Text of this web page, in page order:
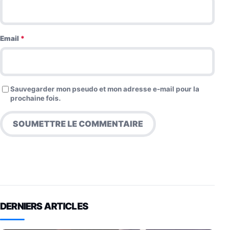
Email *
Sauvegarder mon pseudo et mon adresse e-mail pour la
prochaine fois.
DERNIERS ARTICLES